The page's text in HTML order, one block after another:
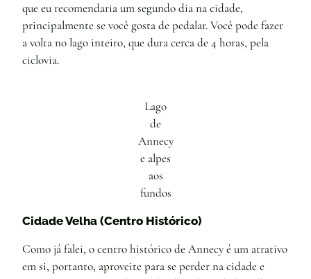
que eu recomendaria um segundo dia na cidade,
principalmente se você gosta de pedalar. Você pode fazer
a volta no lago inteiro, que dura cerca de 4 horas, pela
ciclovia.
Lago
de
Annecy
e alpes
aos
fundos
Cidade Velha (Centro Histórico)
Como já falei, o centro histórico de Annecy é um atrativo
em si, portanto, aproveite para se perder na cidade e